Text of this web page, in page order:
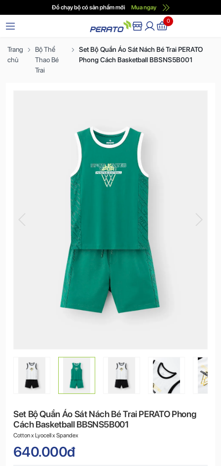
Đồ chạy bộ có sản phẩm mới Mua ngay
0
Trang
chủ
Bộ Thể
Thao Bé
Trai
Set Bộ Quần Áo Sát Nách Bé Trai PERATO
Phong Cách Basketball BBSNS5B001
Set Bộ Quần Áo Sát Nách Bé Trai PERATO Phong
Cách Basketball BBSNS5B001
Cotton x Lyocell x Spandex
640.000đ